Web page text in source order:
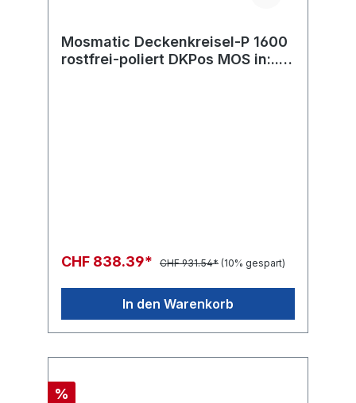
Mosmatic Deckenkreisel-P 1600
rostfrei-poliert DKPos MOS in:...
CHF 838.39* CHF 931.54* (10% gespart)
In den Warenkorb
%